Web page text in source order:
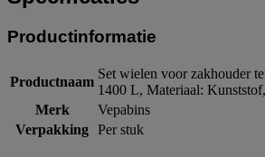
Productinformatie
Productnaam
Set wielen voor zakhouder
1400 L, Materiaal:
Merk
Vepabins
Verpakking Per stuk